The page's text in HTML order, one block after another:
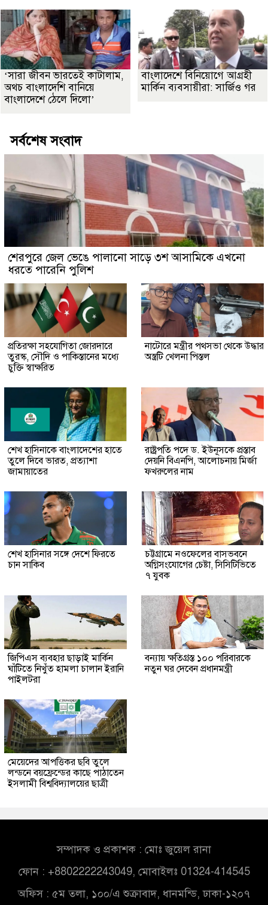
‘সারা জীবন ভারতেই কাটালাম,
অথচ বাংলাদেশি বানিয়ে
বাংলাদেশে ঠেলে দিলো’
বাংলাদেশে বিনিয়োগে আগ্রহী
মার্কিন ব্যবসায়ীরা: সার্জিও গর
সর্বশেষ সংবাদ
শেরপুরে জেল ভেঙে পালানো সাড়ে ৩শ আসামিকে এখনো
ধরতে পারেনি পুলিশ
প্রতিরক্ষা সহযোগিতা জোরদারে
তুরস্ক, সৌদি ও পাকিস্তানের মধ্যে
চুক্তি স্বাক্ষরিত
নাটোরে মন্ত্রীর পথসভা থেকে উদ্ধার
অস্ত্রটি খেলনা পিস্তল
শেখ হাসিনাকে বাংলাদেশের হাতে
তুলে দিবে ভারত, প্রত্যাশা
জামায়াতের
রাষ্ট্রপতি পদে ড. ইউনূসকে প্রস্তাব
দেয়নি বিএনপি, আলোচনায় মির্জা
ফখরুলের নাম
শেখ হাসিনার সঙ্গে দেশে ফিরতে
চান সাকিব
চট্টগ্রামে নওফেলের বাসভবনে
অগ্নিসংযোগের চেষ্টা, সিসিটিভিতে
৭ যুবক
জিপিএস ব্যবহার ছাড়াই মার্কিন
ঘাঁটিতে নিখুঁত হামলা চালান ইরানি
পাইলটরা
বন্যায় ক্ষতিগ্রস্ত ১০০ পরিবারকে
নতুন ঘর দেবেন প্রধানমন্ত্রী
মেয়েদের আপত্তিকর ছবি তুলে
লন্ডনে বয়ফ্রেন্ডের কাছে পাঠাতেন
ইসলামী বিশ্ববিদ্যালয়ের ছাত্রী
সম্পাদক ও প্রকাশক : মোঃ জুয়েল রানা
ফোন : +8802222243049, মোবাইলঃ 01324-414545
অফিস : ৫ম তলা, ১০০/এ শুক্রাবাদ, ধানমন্ডি, ঢাকা-১২০৭